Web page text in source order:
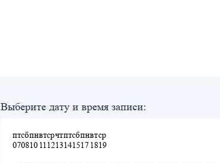
Выберите дату и время записи:
пт
07
сб
08
пн
10
вт
11
ср
12
чт
13
пт
14
сб
15
пн
17
вт
18
ср
19